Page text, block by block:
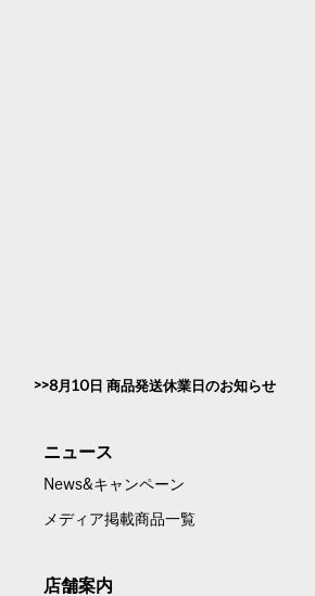
8月10日 商品発送休業日のお知らせ
ニュース
News&キャンペーン
メディア掲載商品一覧
店舗案内